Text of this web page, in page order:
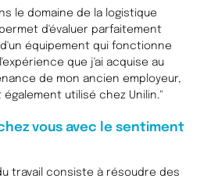
le domaine de la logistique
d'évaluer parfaitement
équipement qui fonctionne
que j'ai acquise au
de mon ancien employeur,
également utilisé chez Unilin."
vous avec le sentiment
travail consiste à résoudre des